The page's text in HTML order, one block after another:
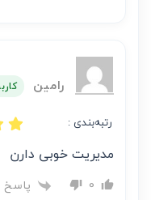
رامین
رتبه‌بندی :
مدیریت خوبی دارن
0 پاسخ